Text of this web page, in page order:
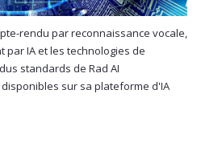
rendu par reconnaissance vocale,
IA et les technologies de
standards de Rad AI
sur sa plateforme d'IA